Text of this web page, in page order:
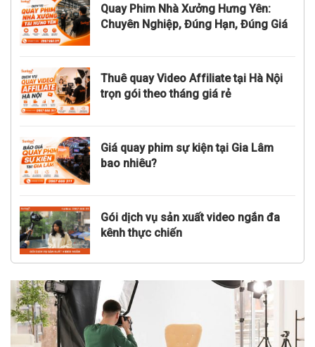
Quay Phim Nhà Xưởng Hưng Yên:
Chuyên Nghiệp, Đúng Hạn, Đúng Giá
Thuê quay Video Affiliate tại Hà Nội
trọn gói theo tháng giá rẻ
Giá quay phim sự kiện tại Gia Lâm
bao nhiêu?
Gói dịch vụ sản xuất video ngắn đa
kênh thực chiến